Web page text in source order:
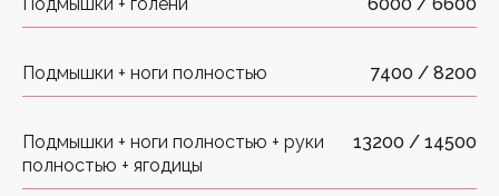
Подмышки + ноги полностью 7400 / 8200
Подмышки + ноги полностью + руки
полностью + ягодицы
13200 / 14500